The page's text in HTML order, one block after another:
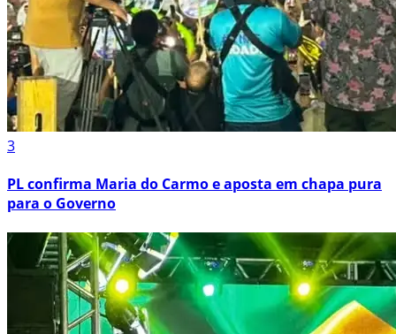
3
PL confirma Maria do Carmo e aposta em chapa pura
para o Governo